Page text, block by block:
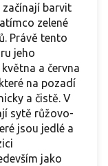
začínají barvit
zelené
Právě tento
jeho
a června
na pozadí
a čistě. V
sytě růžovo-
jsou jedlé a
jako